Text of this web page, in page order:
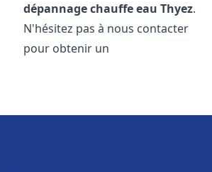
dépannage chauffe eau Thyez.
N'hésitez pas à nous contacter
pour obtenir un